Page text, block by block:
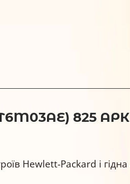
825
Hewlett-Packard і